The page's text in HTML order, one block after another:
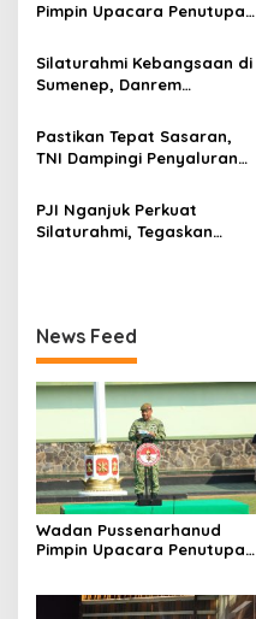
p
o
s
Pimpin Upacara Penutupan
KDKMP Tahun 2026 di
Pusdikarhanud
Silaturahmi Kebangsaan di
Sumenep, Danrem
Semua Elemen Bersatu
Bangun Madura
Pastikan Tepat Sasaran,
TNI Dampingi Penyaluran
PJI Nganjuk Perkuat
Silaturahmi, Tegaskan
News Feed
Wadan Pussenarhanud
Pimpin Upacara Penutupan
Pusdikarhanud